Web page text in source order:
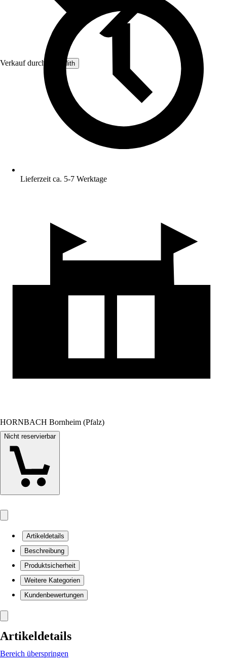
Verkauf durch: Terralith
Lieferzeit ca. 5-7 Werktage
HORNBACH Bornheim (Pfalz)
Nicht reservierbar
Artikeldetails
Beschreibung
Produktsicherheit
Weitere Kategorien
Kundenbewertungen
Artikeldetails
Bereich überspringen